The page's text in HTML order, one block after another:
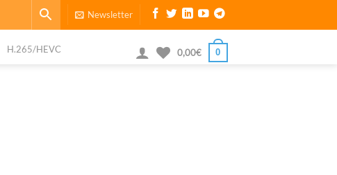
Newsletter
H.265/HEVC 0,00€ 0